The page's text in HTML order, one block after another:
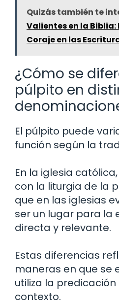
Quizás también te
Valientes en la Biblia:
Coraje en las
¿Cómo se
púlpito en
El púlpito puede
función según la
En la iglesia
con la liturgia de la
que en las iglesias
ser un lugar para la
directa y relevante.
Estas diferencias
maneras en que se
utiliza la
contexto.